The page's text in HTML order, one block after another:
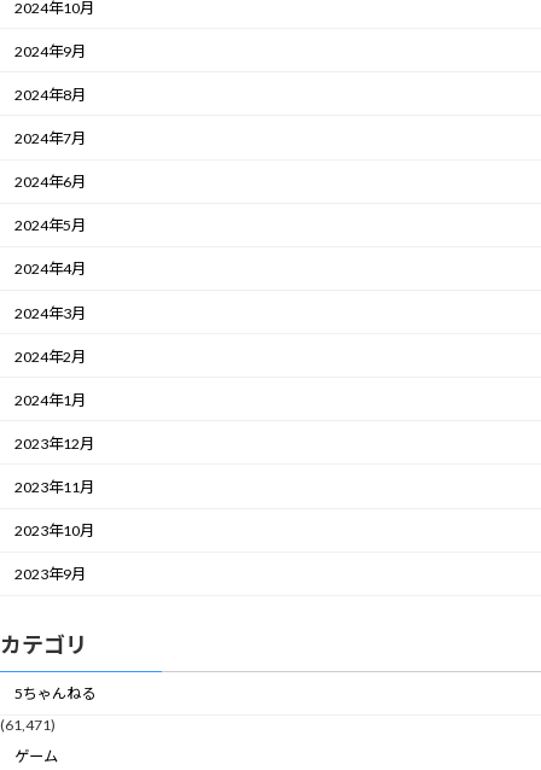
2024年10月
2024年9月
2024年8月
2024年7月
2024年6月
2024年5月
2024年4月
2024年3月
2024年2月
2024年1月
2023年12月
2023年11月
2023年10月
2023年9月
カテゴリ
5ちゃんねる
(61,471)
ゲーム